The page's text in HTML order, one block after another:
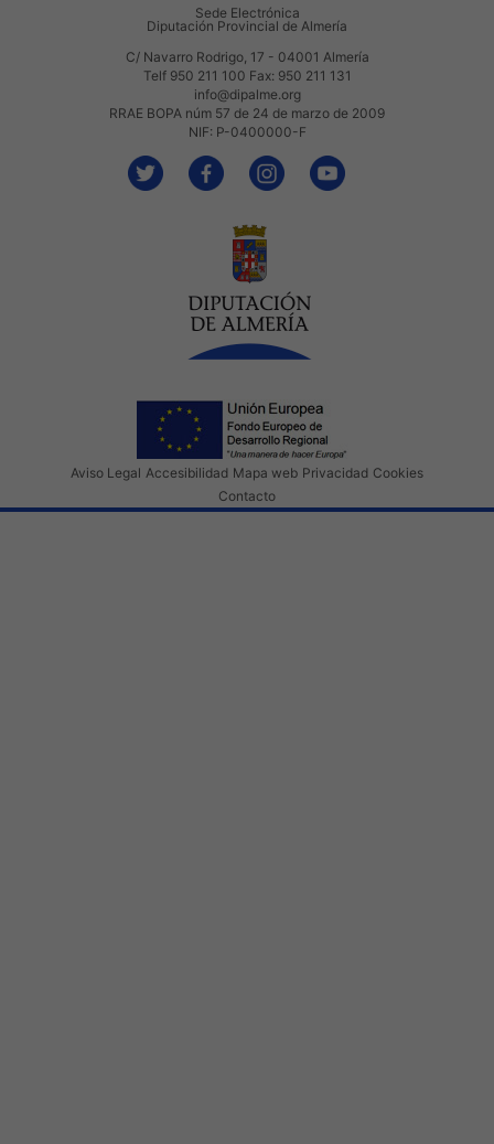
Sede Electrónica
Diputación Provincial de Almería
C/ Navarro Rodrigo, 17 - 04001 Almería
Telf 950 211 100 Fax: 950 211 131
info@dipalme.org
RRAE BOPA núm 57 de 24 de marzo de 2009
NIF: P-0400000-F
Aviso Legal Accesibilidad Mapa web Privacidad Cookies
Contacto